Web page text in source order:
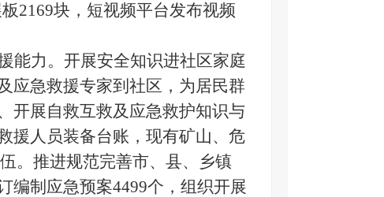
2169块，短视频平台发布视频
能力。 开展安全知识进社区家庭
应急救援专家到社区，为居民群
开展自救互救及应急救护知识与
援人员装备台账，现有矿山、危
。推进规范完善市、县、乡镇
编制应急预案4499个，组织开展